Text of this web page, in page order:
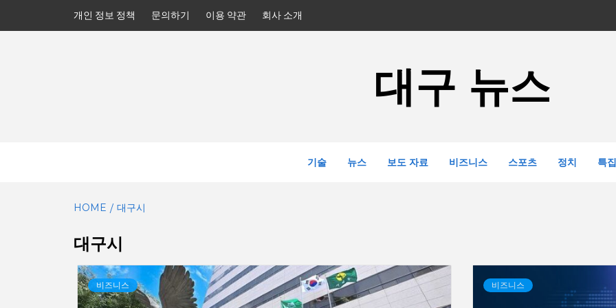
개인 정보 정책 문의하기 이용 약관 회사 소개
대구 뉴스
기술 뉴스 보도 자료 비즈니스 스포츠 정치 특집
HOME 대구시
대구시
비즈니스 비즈니스